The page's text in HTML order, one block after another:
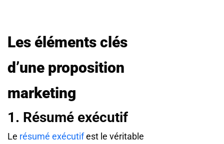
Les éléments clés
d’une proposition
marketing
1. Résumé exécutif
Le résumé exécutifest le véritable